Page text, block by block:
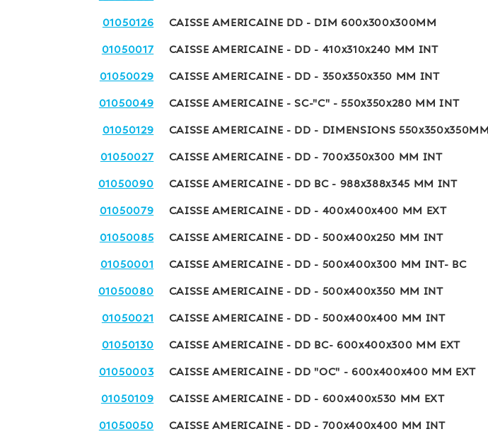
01050126 CAISSE AMERICAINE DD - DIM 600x300x300MM
01050017 CAISSE AMERICAINE - DD - 410x310x240 MM INT
01050029 CAISSE AMERICAINE - DD - 350x350x350 MM INT
01050049 CAISSE AMERICAINE - SC-"C" - 550x350x280 MM INT
01050129 CAISSE AMERICAINE - DD - DIMENSIONS 550x350x350MM
01050027 CAISSE AMERICAINE - DD - 700x350x300 MM INT
01050090 CAISSE AMERICAINE - DD BC - 988x388x345 MM INT
01050079 CAISSE AMERICAINE - DD - 400x400x400 MM EXT
01050085 CAISSE AMERICAINE - DD - 500x400x250 MM INT
01050001 CAISSE AMERICAINE - DD - 500x400x300 MM INT- BC
01050080 CAISSE AMERICAINE - DD - 500x400x350 MM INT
01050021 CAISSE AMERICAINE - DD - 500x400x400 MM INT
01050130 CAISSE AMERICAINE - DD BC- 600x400x300 MM EXT
01050003 CAISSE AMERICAINE - DD "OC" - 600x400x400 MM EXT
01050109 CAISSE AMERICAINE - DD - 600x400x530 MM EXT
01050050 CAISSE AMERICAINE - DD - 700x400x400 MM INT